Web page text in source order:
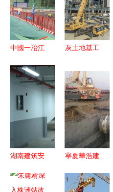
中國一冶江
榮膺武漢
市“文明施
工較好工
地”稱號
灰土地基工
的條件與要
求
湖南建筑安
聚焦建筑智
寧夏華浩建
品質保障非